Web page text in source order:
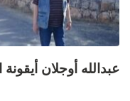
عبدالله أوجلان أيقونة